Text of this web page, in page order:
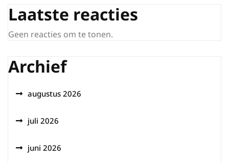
Laatste reacties
Geen reacties om te tonen.
Archief
augustus 2026
juli 2026
juni 2026